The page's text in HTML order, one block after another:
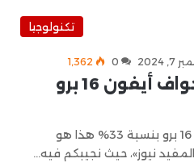
تكنولوجيا
2024
0 1٬362
"أبل" ستقلل حجم حواف أيفون 16 برو
"أبل" ستقلل حجم حواف أيفون 16 برو بنسبة 33% هذا هو
نيوز»، حيث نجيبكم فيه…